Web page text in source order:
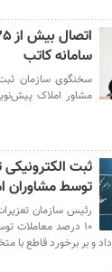
سامانه کاتب
مشاور املاک
توسط مشاوران
رئیس سازمان
۱۰ درصد معاملات
و بر برخورد قاطع با